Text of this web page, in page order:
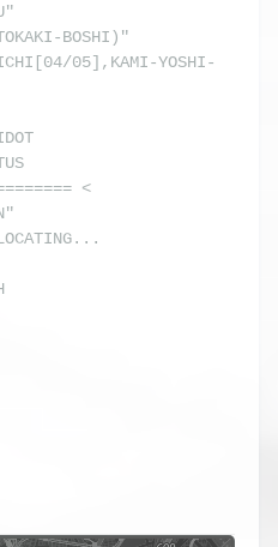
BOSHI)"
05],KAMI-YOSHI-
<